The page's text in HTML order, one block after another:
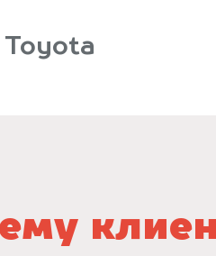
Toyota